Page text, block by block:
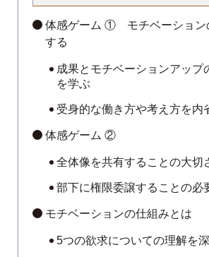
体感ゲーム ① モチベーション
する
成果とモチベーションアップ
を学ぶ
受身的な働き方や考え方を内
体感ゲーム ②
全体像を共有することの大切
部下に権限委譲することの必
モチベーションの仕組みとは
5つの欲求についての理解を